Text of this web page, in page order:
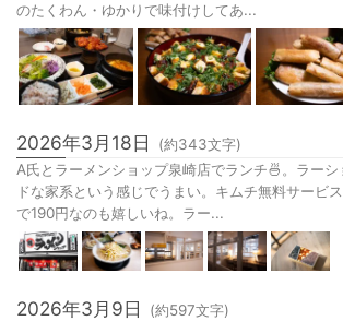
のたくわん・ゆかりで味付けしてあ...
2026年3月18日 (約343文字)
A氏とラーメンショップ泉崎店でランチ🍜。ラー
ドな家系という感じでうまい。キムチ無料サービ
で190円なのも嬉しいね。ラー...
2026年3月9日 (約597文字)